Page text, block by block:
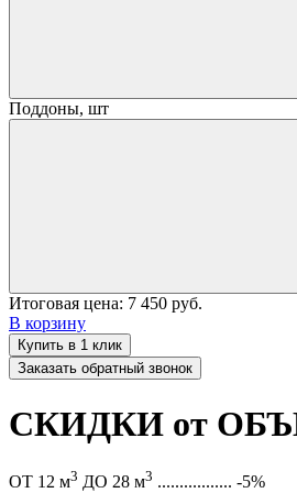
Поддоны, шт
Итоговая цена: 7 450 руб.
В корзину
Купить в 1 клик
Заказать обратный звонок
СКИДКИ от
ОТ 12 м3 ДО 28 м3 ................. -5%